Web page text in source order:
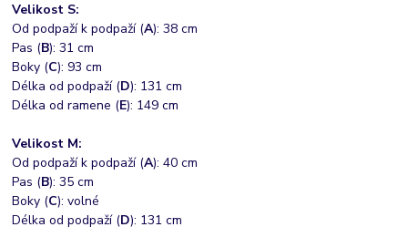
Velikost S:
Od podpaží k podpaží (A): 38 cm
Pas (B): 31 cm
Boky (C): 93 cm
Délka od podpaží (D): 131 cm
Délka od ramene (E): 149 cm
Velikost M:
Od podpaží k podpaží (A): 40 cm
Pas (B): 35 cm
Boky (C): volné
Délka od podpaží (D): 131 cm